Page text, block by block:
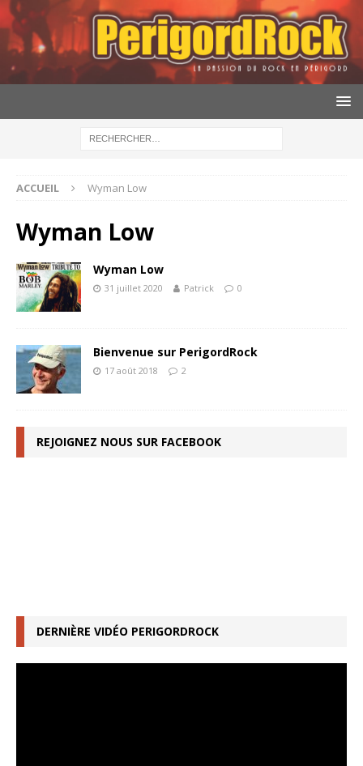
ACCUEIL Wyman Low
Wyman Low
Wyman Low
31 juillet 2020 Patrick 0
Bienvenue sur PerigordRock
17 août 2018 2
REJOIGNEZ NOUS SUR FACEBOOK
DERNIÈRE VIDÉO PERIGORDROCK